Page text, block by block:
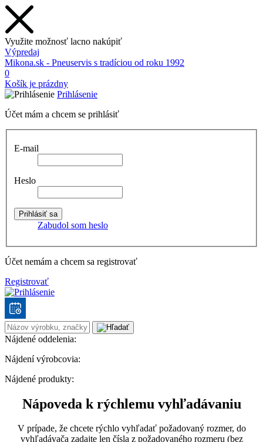
Využite možnosť lacno nakúpiť
Výpredaj
Mikona.sk - Pneuservis s tradíciou od roku 1992
0
Košík je prázdny
Prihlásenie
Účet mám a chcem se prihlásiť
E-mail
Heslo
Zabudol som heslo
Účet nemám a chcem sa registrovať
Registrovať
Nájdené oddelenia:
Nájdení výrobcovia:
Nájdené produkty:
Nápoveda k rýchlemu vyhľadávaniu
V prípade, že chcete rýchlo vyhľadať požadovaný rozmer, do
vyhľadávača zadajte len čísla z požadovaného rozmeru (bez